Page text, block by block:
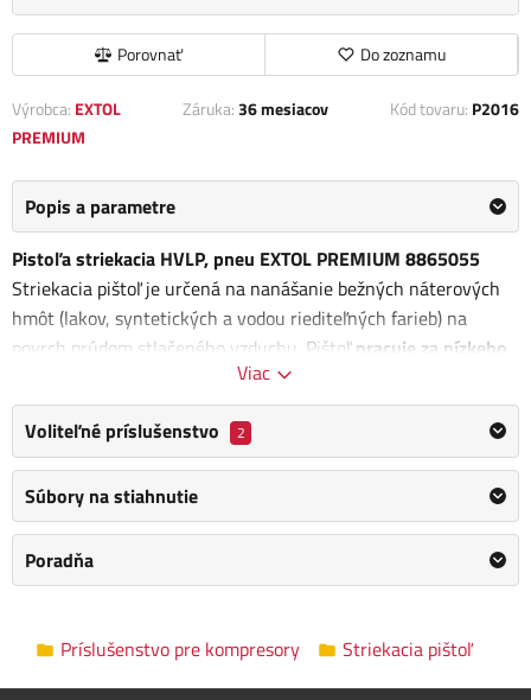
Porovnať Do zoznamu
Výrobca: EXTOL
PREMIUM
Záruka:36 mesiacov Kód tovaru: P2016
Popis a parametre
Pistoľa striekacia HVLP, pneu EXTOL PREMIUM 8865055
Striekacia pištoľ je určená na nanášanie bežných náterových
hmôt (lakov, syntetických a vodou riediteľných farieb) na
povrch prúdom stlačeného vzduchu. Pištoľpracuje za nízkeho
, pri ktorom sa odráža menšie množstvo náterovej hmoty
od povrchu, čo umožňuje vyšší nános farby s nižšou spotrebou
oproti vysokotlakovej pištoli. Tento princíp HVLP (High Volume
Low Pressure) umožňujeznížiť spotrebu náterovej hmoty až
o 30 %za podmienky používania pištole v rozmedzí pracovného
tlaku. farby
možnosť nastavenia smeru plochého lúča
hmotnosť: 0,5kg
max. pracovný tlak: 3bar (0,3MPa)
Viac
Voliteľné príslušenstvo 2
Súbory na stiahnutie
Poradňa
Príslušenstvo pre kompresory Striekacia pištoľ